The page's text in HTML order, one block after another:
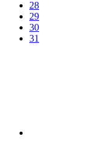
28
29
30
31